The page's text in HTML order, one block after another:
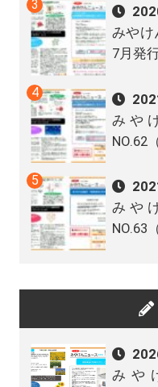
みや
7月発行
みや
NO.62
みや
NO.63
みや